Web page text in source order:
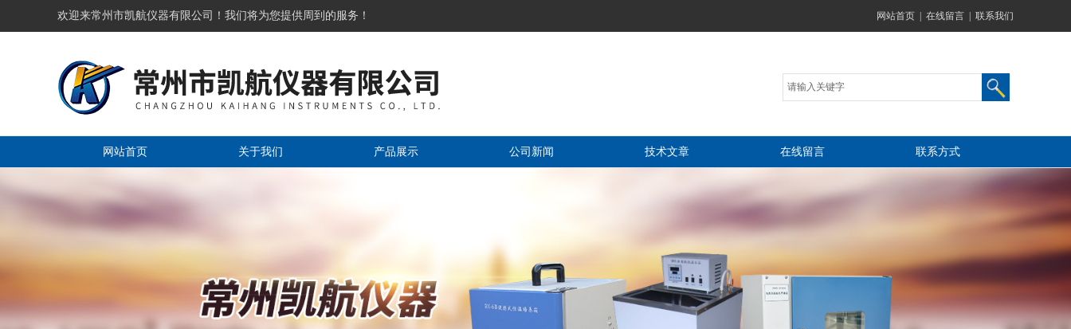
欢迎来常州市凯航仪器有限公司！我们将为您提供周到的服务！ 网站首页 在线留言 联系我们
网站首页 关于我们 产品展示 公司新闻 技术文章 在线留言 联系方式